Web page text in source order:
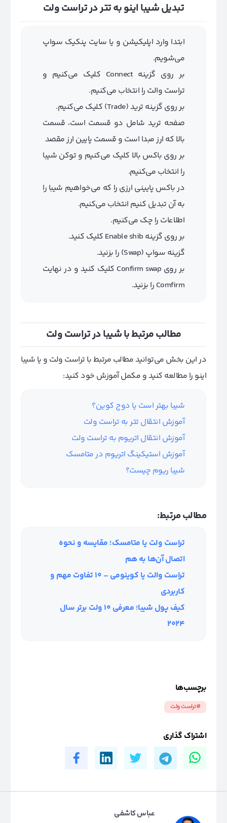
تبدیل شیبا اینو به تتر در تراست ولت
ابتدا وارد اپلیکیشن و یا سایت پنکیک سواپ
می‌شویم.
بر روی گزینه Connect کلیک می‌کنیم و
تراست والت را انتخاب می‌کنیم.
بر روی گزینه ترید (Trade) کلیک می‌کنیم.
صفحه ترید شامل دو قسمت است، قسمت
بالا که ارز مبدا است و قسمت پایین ارز مقصد
بر روی باکس بالا کلیک می‌کنیم و توکن شیبا
را انتخاب می‌کنیم.
در باکس پایینی ارزی را که می‌خواهیم شیبا را
به آن تبدیل کنیم انتخاب می‌کنیم.
اطلاعات را چک می‌کنیم.
بر روی گزینه Enable shib کلیک کنید.
گزینه سواپ (Swap) را بزنید.
بر روی Confirm swap کلیک کنید و در نهایت
Comfirm را بزنید.
مطالب مرتبط با شیبا در تراست ولت
در این بخش می‌توانید مطالب مرتبط با تراست ولت و یا شیبا
اینو را مطالعه کنید و مکمل آموزش خود کنید:
شیبا بهتر است یا دوج کوین؟
آموزش انتقال تتر به تراست ولت
آموزش انتقال اتریوم به تراست ولت
آموزش استیکینگ اتریوم در متامسک
شیبا ریوم چیست؟
مطالب مرتبط:
تراست ولت یا متامسک؛ مقایسه و نحوه
اتصال آن‌ها به هم
تراست والت یا کوینومی – ۱۰ تفاوت مهم و
کاربردی
کیف پول شیبا؛ معرفی ۱۰ ولت برتر سال
۲۰۲۴
برچسب‌ها
#تراست ولت
اشتراک گذاری
عباس کاشفی